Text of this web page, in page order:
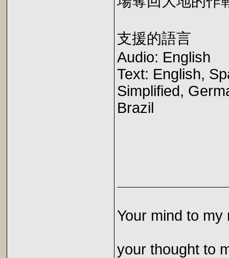
支援的語言
Audio: English
Text: English,
Simplified,
Brazil
Your mind to my
your thought to